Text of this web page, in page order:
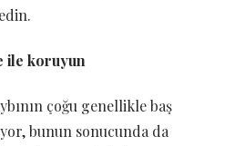
ile koruyun
çoğu genellikle baş
bunun sonucunda da